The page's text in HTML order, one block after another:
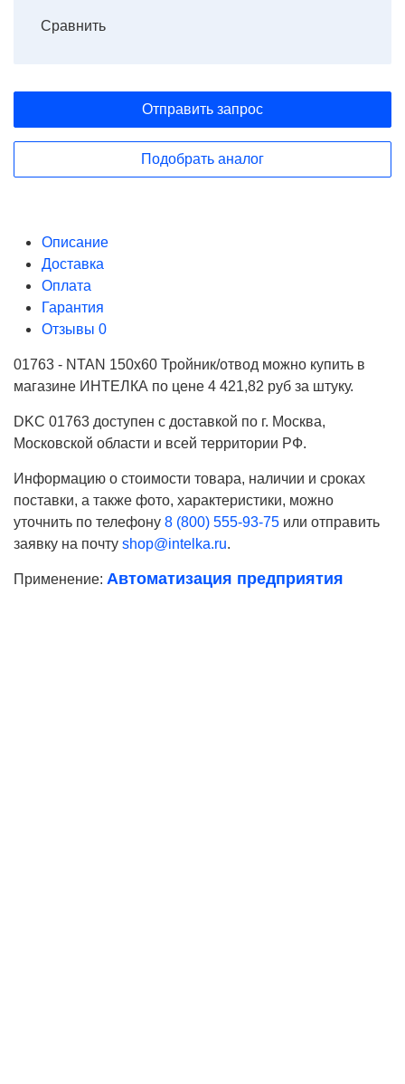
Сравнить
Отправить запрос
Подобрать аналог
Описание
Доставка
Оплата
Гарантия
Отзывы 0
01763 - NTAN 150x60 Тройник/отвод можно купить в
магазине ИНТЕЛКА по цене 4 421,82 руб за штуку.
DKC 01763 доступен с доставкой по г. Москва,
Московской области и всей территории РФ.
Информацию о стоимости товара, наличии и сроках
поставки, а также фото, характеристики, можно
уточнить по телефону 8 (800) 555-93-75 или отправить
заявку на почту shop@intelka.ru.
Применение: Автоматизация предприятия
Ваше имя